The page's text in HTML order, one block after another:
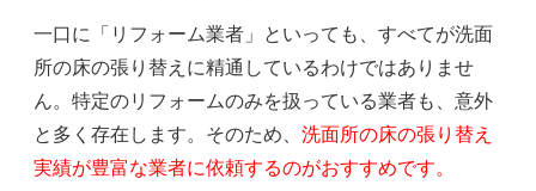
一口に「リフォーム業者」といっても、すべてが洗面
所の床の張り替えに精通しているわけではありませ
ん。特定のリフォームのみを扱っている業者も、意外
と多く存在します。そのため、 洗面所の床の張り替え
実績が豊富な業者に依頼するのがおすすめです。